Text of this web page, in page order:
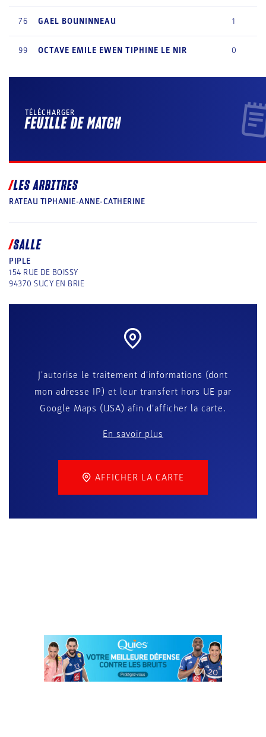
76 GAEL BOUNINNEAU 1
99 OCTAVE EMILE EWEN TIPHINE LE NIR 0
TÉLÉCHARGER
FEUILLE DE MATCH
LES ARBITRES
RATEAU TIPHANIE-ANNE-CATHERINE
SALLE
PIPLE
154 RUE DE BOISSY
94370 SUCY EN BRIE
J'autorise le traitement d'informations (dont
mon adresse IP) et leur transfert hors UE par
Google Maps (USA) afin d'afficher la carte.
En savoir plus
AFFICHER LA CARTE